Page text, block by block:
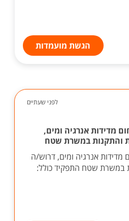
הגשת מועמדות
לפני שעתיים
מדידות אנרגיה ומים,
והתקנות במשרת שטח
מדידות אנרגיה ומים, דרוש/ה
במשרת שטח התפקיד כולל: